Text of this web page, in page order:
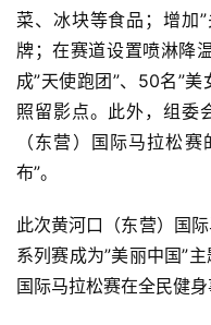
比
赛
菜、冰块等食品；增加
牌；在赛道设置喷淋降
成”天使跑团”、50名”
照留影点。此外，组委
（东营）国际马拉松
布”。
此次黄河口（东营）国
系列赛成为”美丽中国”
国际马拉松赛在全民健